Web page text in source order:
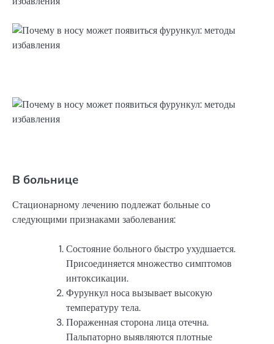
В больнице
Стационарному лечению подлежат больные со
следующими признаками заболевания:
Состояние больного быстро ухудшается.
Присоединяется множество симптомов
интоксикации.
Фурункул носа вызывает высокую
температуру тела.
Пораженная сторона лица отечна.
Пальпаторно выявляются плотные